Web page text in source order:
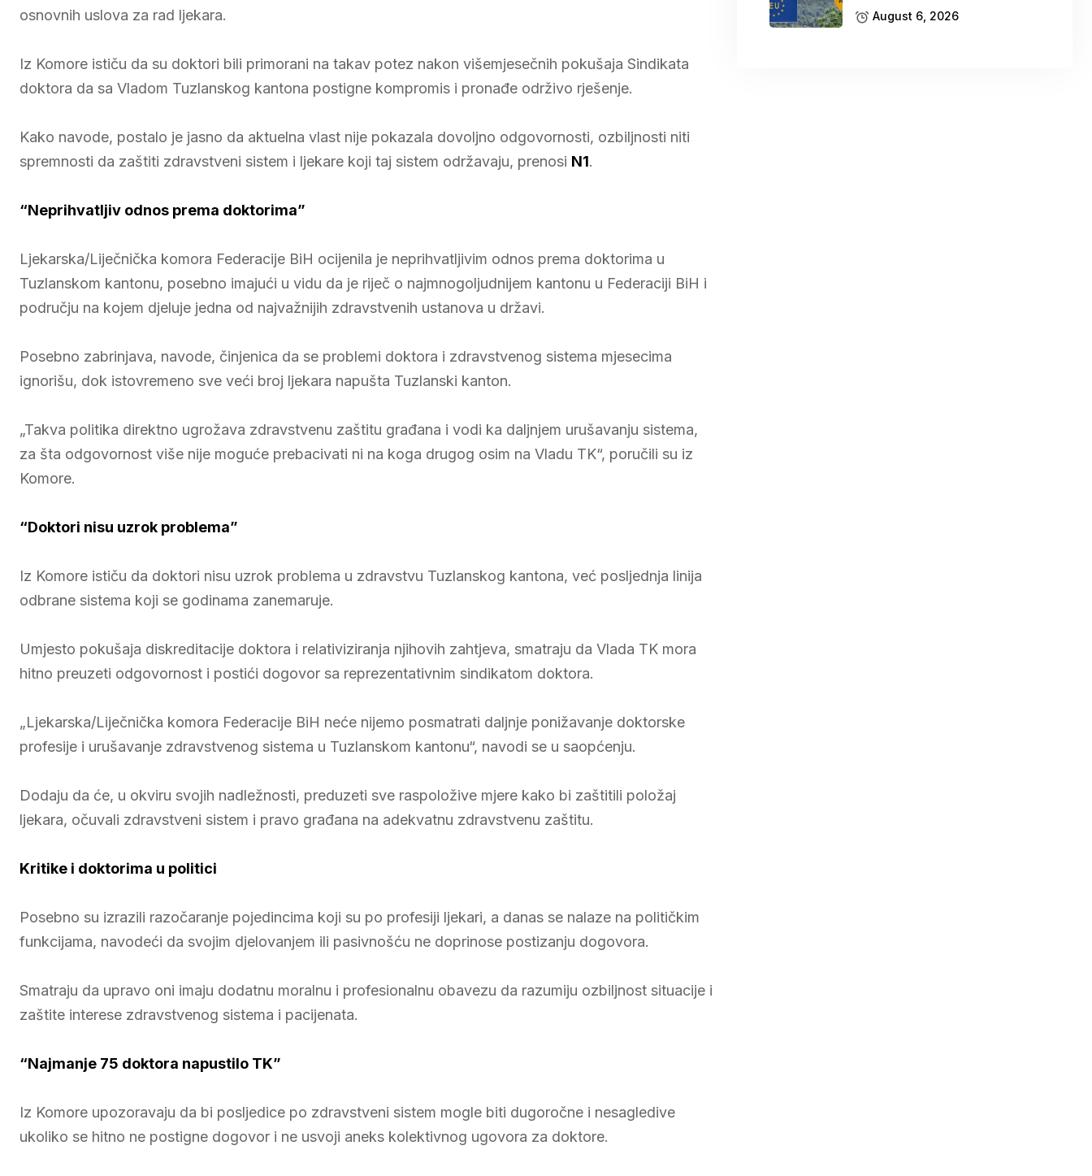
osnovnih uslova za rad ljekara.
Iz Komore ističu da su doktori bili primorani na takav potez nakon višemjesečnih pokušaja Sindikata
doktora da sa Vladom Tuzlanskog kantona postigne kompromis i pronađe održivo rješenje.
Kako navode, postalo je jasno da aktuelna vlast nije pokazala dovoljno odgovornosti, ozbiljnosti niti
spremnosti da zaštiti zdravstveni sistem i ljekare koji taj sistem održavaju, prenosi N1.
“Neprihvatljiv odnos prema doktorima”
Ljekarska/Liječnička komora Federacije BiH ocijenila je neprihvatljivim odnos prema doktorima u
Tuzlanskom kantonu, posebno imajući u vidu da je riječ o najmnogoljudnijem kantonu u Federaciji BiH i
području na kojem djeluje jedna od najvažnijih zdravstvenih ustanova u državi.
Posebno zabrinjava, navode, činjenica da se problemi doktora i zdravstvenog sistema mjesecima
ignorišu, dok istovremeno sve veći broj ljekara napušta Tuzlanski kanton.
„Takva politika direktno ugrožava zdravstvenu zaštitu građana i vodi ka daljnjem urušavanju sistema,
za šta odgovornost više nije moguće prebacivati ni na koga drugog osim na Vladu TK“, poručili su iz
Komore.
“Doktori nisu uzrok problema”
Iz Komore ističu da doktori nisu uzrok problema u zdravstvu Tuzlanskog kantona, već posljednja linija
odbrane sistema koji se godinama zanemaruje.
Umjesto pokušaja diskreditacije doktora i relativiziranja njihovih zahtjeva, smatraju da Vlada TK mora
hitno preuzeti odgovornost i postići dogovor sa reprezentativnim sindikatom doktora.
„Ljekarska/Liječnička komora Federacije BiH neće nijemo posmatrati daljnje ponižavanje doktorske
profesije i urušavanje zdravstvenog sistema u Tuzlanskom kantonu“, navodi se u saopćenju.
Dodaju da će, u okviru svojih nadležnosti, preduzeti sve raspoložive mjere kako bi zaštitili položaj
ljekara, očuvali zdravstveni sistem i pravo građana na adekvatnu zdravstvenu zaštitu.
Kritike i doktorima u politici
Posebno su izrazili razočaranje pojedincima koji su po profesiji ljekari, a danas se nalaze na političkim
funkcijama, navodeći da svojim djelovanjem ili pasivnošću ne doprinose postizanju dogovora.
Smatraju da upravo oni imaju dodatnu moralnu i profesionalnu obavezu da razumiju ozbiljnost situacije i
zaštite interese zdravstvenog sistema i pacijenata.
“Najmanje 75 doktora napustilo TK”
Iz Komore upozoravaju da bi posljedice po zdravstveni sistem mogle biti dugoročne i nesagledive
ukoliko se hitno ne postigne dogovor i ne usvoji aneks kolektivnog ugovora za doktore.
August 6, 2026